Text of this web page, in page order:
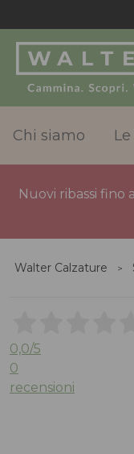
Chi siamo
Nuovi ribassi
Walter Calzature
0,0/5
0
recensioni